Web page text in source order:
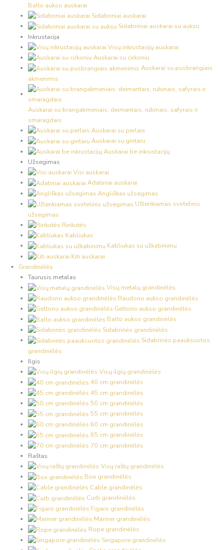
Balto aukso auskarai
Sidabriniai auskarai
Sidabriniai auskarai su auksu
Inkrustacija
Visų inkrustacijų auskarai
Auskarai su cirkoniu
Auskarai su pusbrangiais
akmenimis
Auskarai su brangakmeniais: deimantais, rubinais, safyrais ir
smaragdais
Auskarai su perlais
Auskarai su gintaru
Auskarai be inkrustacijų
Užsegimas
Visi auskarai
Adatiniai auskarai
Angliškas užsegimas
Užlenkiamas svirtelinis
užsegimas
Rinkutės
Kabliukas
Kabliukas su užkabinimu
Kiti auskarai
Grandinėlės
Taurusis metalas
Visų metalų grandinėlės
Raudono aukso grandinėlės
Geltono aukso grandinėlės
Balto aukso grandinėlės
Sidabrinės grandinėlės
Sidabrinės paauksuotos
grandinėlės
Ilgis
Visų ilgių grandinėlės
40 cm grandinėlės
45 cm grandinėlės
50 cm grandinėlės
55 cm grandinėlės
60 cm grandinėlės
65 cm grandinėlės
70 cm grandinėlės
Raštas
Visų raštų grandinėlės
Box grandinėlės
Cable grandinėlės
Curb grandinėlės
Figaro grandinėlės
Mariner grandinėlės
Rope grandinėlės
Singapore grandinėlės